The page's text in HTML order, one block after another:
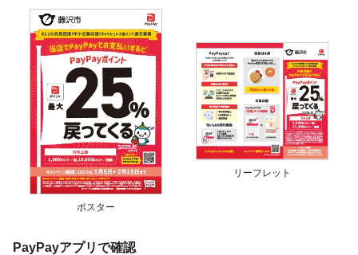
ポスター
リーフレット
PayPayアプリで確認